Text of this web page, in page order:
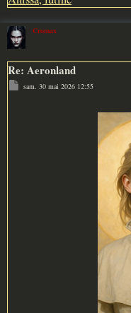
Cromax
Re: Aeronland
M
e
sam. 30 mai 2026 12:55